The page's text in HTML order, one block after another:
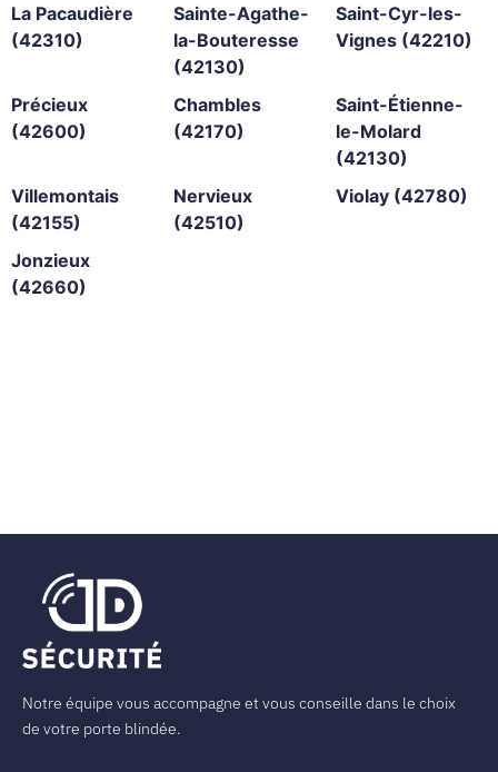
La Pacaudière
(42310)
Sainte-Agathe-
la-Bouteresse
(42130)
Saint-Cyr-les-
Vignes (42210)
Précieux
(42600)
Chambles
(42170)
Saint-Étienne-
le-Molard
(42130)
Villemontais
(42155)
Nervieux
(42510)
Violay (42780)
Jonzieux
(42660)
Notre équipe vous accompagne et vous conseille dans le choix
de votre porte blindée.